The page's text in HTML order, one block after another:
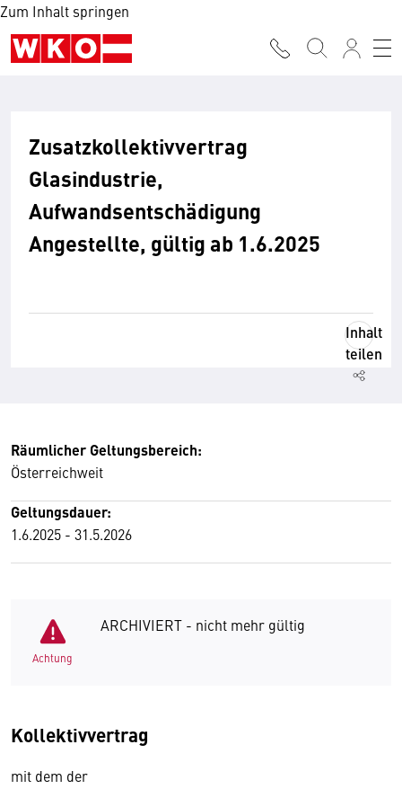
Zum Inhalt springen
Zusatzkollektivvertrag
Glasindustrie,
Aufwandsentschädigung
Angestellte, gültig ab 1.6.2025
Inhalt
teilen
Räumlicher Geltungsbereich:
Österreichweit
Geltungsdauer:
1.6.2025 - 31.5.2026
Achtung
ARCHIVIERT - nicht mehr gültig
Kollektivvertrag
mit dem der